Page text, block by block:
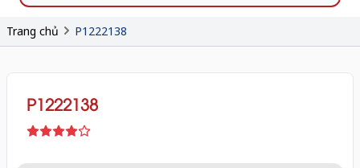
Trang chủ P1222138
P1222138